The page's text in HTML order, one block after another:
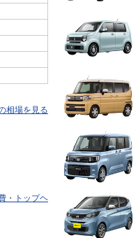
相場を見る
・トップヘ